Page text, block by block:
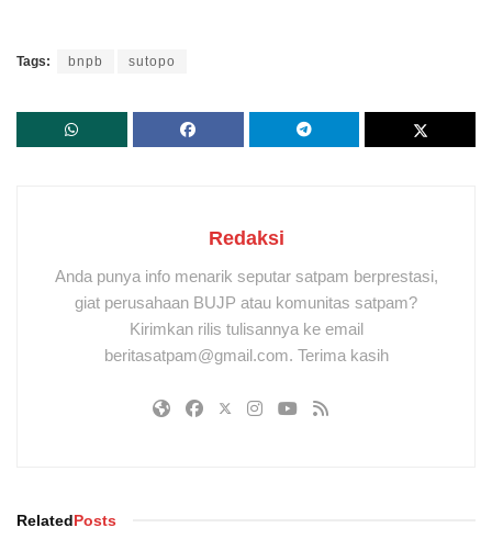
Tags: bnpb sutopo
Redaksi
Anda punya info menarik seputar satpam berprestasi,
giat perusahaan BUJP atau komunitas satpam?
Kirimkan rilis tulisannya ke email
beritasatpam@gmail.com. Terima kasih
RelatedPosts